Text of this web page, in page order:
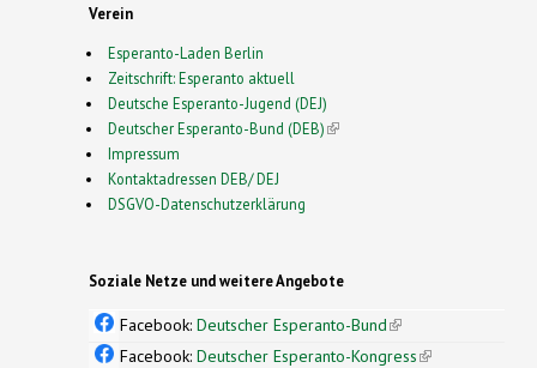
Verein
Esperanto-Laden Berlin
Zeitschrift: Esperanto aktuell
Deutsche Esperanto-Jugend (DEJ)
Deutscher Esperanto-Bund (DEB)(link is external)
Impressum
Kontaktadressen DEB/ DEJ
DSGVO-Datenschutzerklärung
Soziale Netze und weitere Angebote
Facebook: Deutscher Esperanto-Bund(link is
external)
Facebook: Deutscher Esperanto-Kongress(link is